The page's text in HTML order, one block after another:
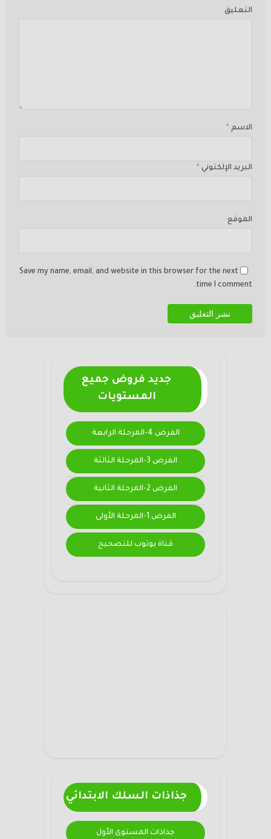
التعليق
الاسم *
البريد الإلكتوني *
الموقع
Save my name, email, and website in this browser for the next
time I comment.
جديد فروض جميع
المستويات
الفرض 4-المرحلة الرابعة
الفرض 3-المرحلة الثالثة
الفرض 2-المرحلة الثانية
الفرض 1-المرحلة الأولى
قناة يوتوب للتصحيح
جذاذات السلك الابتدائي
جذاذات المستوى الأول